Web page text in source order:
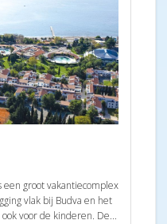
groot vakantiecomplex
vlak bij Budva en het
voor de kinderen. De...